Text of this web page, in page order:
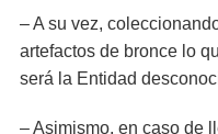
– A su vez,
artefactos de bronce lo
será la Entidad
– Asimismo, en caso de